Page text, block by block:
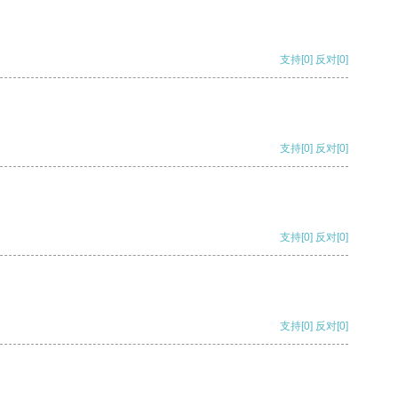
支持[0] 反对[0]
支持[0] 反对[0]
支持[0] 反对[0]
支持[0] 反对[0]